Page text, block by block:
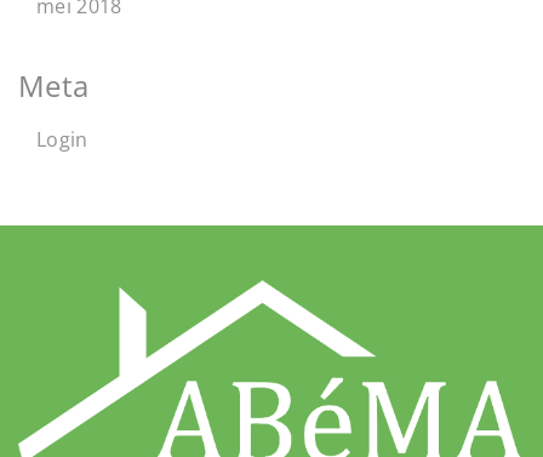
mei 2018
Meta
Login